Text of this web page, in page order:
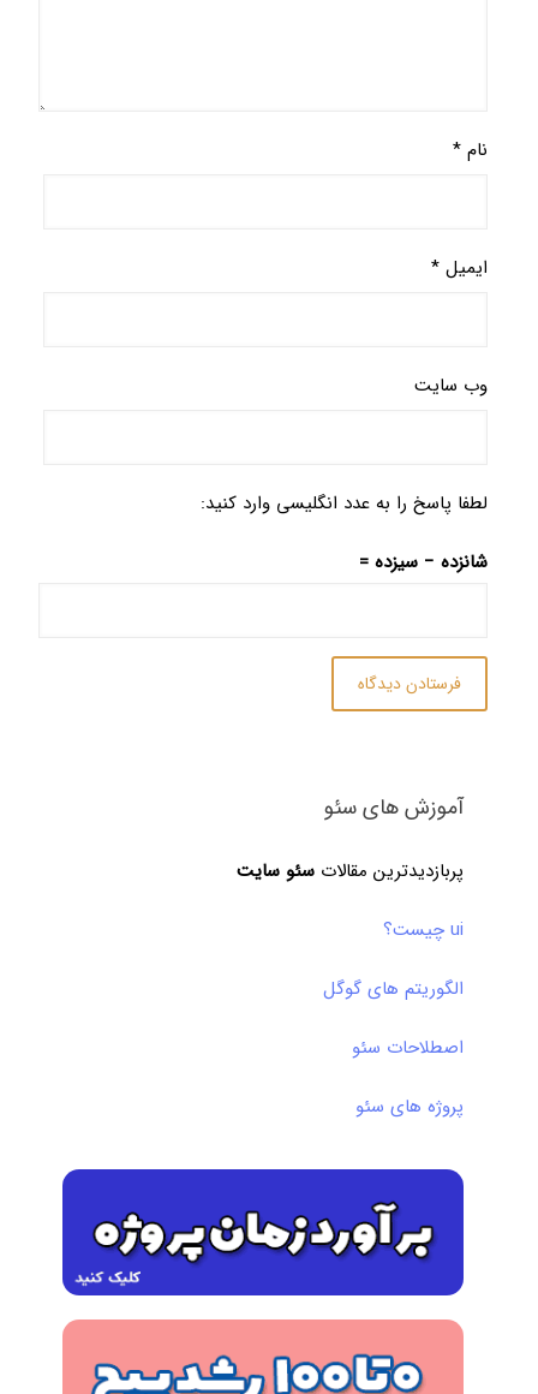
نام*
ایمیل*
وب‌ سایت
لطفا پاسخ را به عدد انگلیسی وارد کنید:
شانزده − سیزده =
آموزش های سئو
پربازدیدترین مقالات سئو سایت
ui چیست؟
الگوریتم های گوگل
اصطلاحات سئو
پروژه های سئو